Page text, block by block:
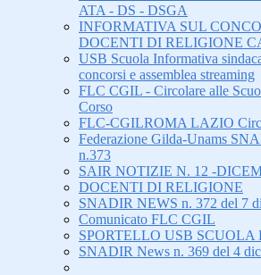
ATA - DS - DSGA
INFORMATIVA SUL
DOCENTI DI RELIGIONE
USB Scuola Informativa
concorsi e assemblea streaming
FLC CGIL - Circolare alle
Corso
FLC-CGILROMA LAZIO
Federazione Gilda-Unams
n.373
SAIR NOTIZIE N. 12 -
DOCENTI DI RELIGIONE
SNADIR NEWS n. 372 del 7
Comunicato FLC CGIL
SPORTELLO USB SCUOLA
SNADIR News n. 369 del 4